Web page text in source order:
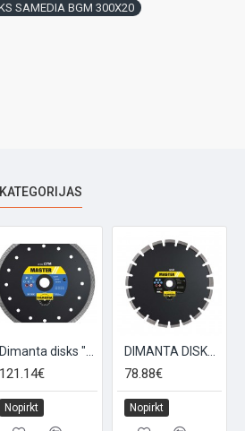
SAMEDIA BGM 300X20
121.14€
Nopirkt
DIMANTA DISKS SAMEDIA ASM 300X20
78.88€
Nopirkt